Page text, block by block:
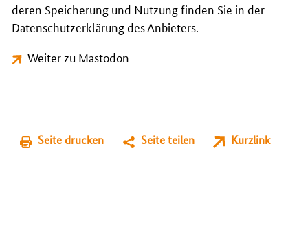
deren Speicherung und Nutzung finden Sie in der
Datenschutzerklärung des Anbieters.
Weiter zu Mastodon
Seite drucken Seite teilen Kurzlink